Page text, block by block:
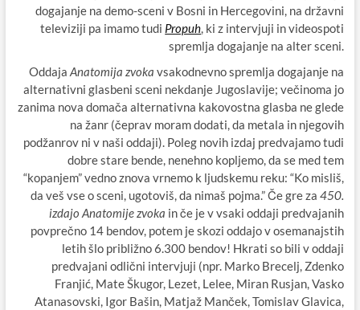
dogajanje na demo-sceni v Bosni in Hercegovini, na državni
televiziji pa imamo tudi Propuh, ki z intervjuji in videospoti
spremlja dogajanje na alter sceni.
OddajaAnatomija zvoka vsakodnevno spremlja dogajanje na
alternativni glasbeni sceni nekdanje Jugoslavije; večinoma jo
zanima nova domača alternativna kakovostna glasba ne glede
na žanr (čeprav moram dodati, da metala in njegovih
podžanrov ni v naši oddaji). Poleg novih izdaj predvajamo tudi
dobre stare bende, nenehno kopljemo, da se med tem
“kopanjem” vedno znova vrnemo k ljudskemu reku: “Ko misliš,
da veš vse o sceni, ugotoviš, da nimaš pojma.” Če gre za450.
izdajo Anatomije zvoka in če je v vsaki oddaji predvajanih
povprečno 14 bendov, potem je skozi oddajo v osemanajstih
letih šlo približno 6.300 bendov! Hkrati so bili v oddaji
predvajani odlični intervjuji (npr. Marko Brecelj, Zdenko
Franjić, Mate Škugor, Lezet, Lelee, Miran Rusjan, Vasko
Atanasovski, Igor Bašin, Matjaž Manček, Tomislav Glavica,